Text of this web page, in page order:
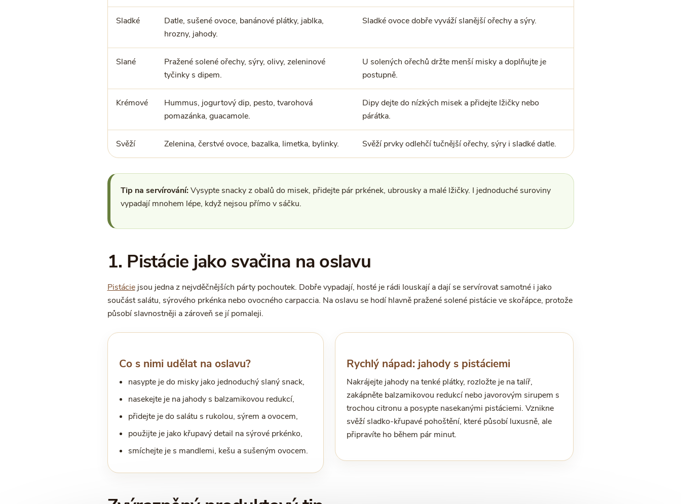
Sladké
Datle, sušené ovoce, banánové plátky, jablka,
hrozny, jahody.
Sladké ovoce dobře vyváží slanější ořechy a sýry.
Slané
Pražené solené ořechy, sýry, olivy, zeleninové
tyčinky s dipem.
U solených ořechů držte menší misky a doplňujte je
postupně.
Krémové
Hummus, jogurtový dip, pesto, tvarohová
pomazánka, guacamole.
Dipy dejte do nízkých misek a přidejte lžičky nebo
párátka.
Svěží Zelenina, čerstvé ovoce, bazalka, limetka, bylinky. Svěží prvky odlehčí tučnější ořechy, sýry i sladké datle.
Tip na servírování:Vysypte snacky z obalů do misek, přidejte pár prkének, ubrousky a malé lžičky. I jednoduché suroviny
vypadají mnohem lépe, když nejsou přímo v sáčku.
1. Pistácie jako svačina na oslavu
Pistáciejsou jedna z nejvděčnějších párty pochoutek. Dobře vypadají, hosté je rádi louskají a dají se servírovat samotné i jako
součást salátu, sýrového prkénka nebo ovocného carpaccia. Na oslavu se hodí hlavně pražené solené pistácie ve skořápce, protože
působí slavnostněji a zároveň se jí pomaleji.
Co s nimi udělat na oslavu?
nasypte je do misky jako jednoduchý slaný snack,
nasekejte je na jahody s balzamikovou redukcí,
přidejte je do salátu s rukolou, sýrem a ovocem,
použijte je jako křupavý detail na sýrové prkénko,
smíchejte je s mandlemi, kešu a sušeným ovocem.
Rychlý nápad: jahody s pistáciemi
Nakrájejte jahody na tenké plátky, rozložte je na talíř,
zakápněte balzamikovou redukcí nebo javorovým sirupem s
trochou citronu a posypte nasekanými pistáciemi. Vznikne
svěží sladko-křupavé pohoštění, které působí luxusně, ale
připravíte ho během pár minut.